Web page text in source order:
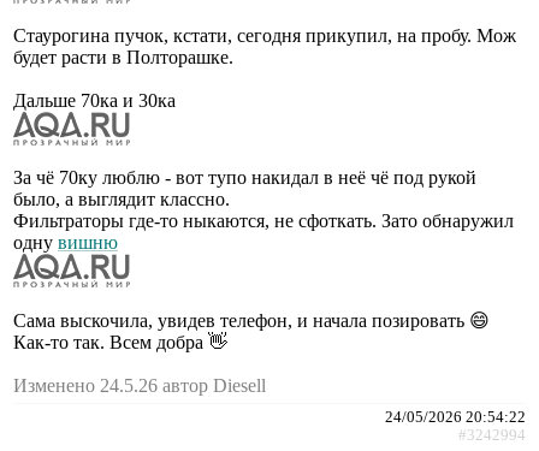
Стаурогина пучок, кстати, сегодня прикупил, на пробу. Мож
будет расти в Полторашке.
Дальше 70ка и 30ка
За чё 70ку люблю - вот тупо накидал в неё чё под рукой
было, а выглядит классно.
Фильтраторы где-то ныкаются, не сфоткать. Зато обнаружил
одну вишню
Сама выскочила, увидев телефон, и начала позировать 😄
Как-то так. Всем добра 👋
Изменено 24.5.26 автор Diesell
24/05/2026 20:54:22
#3242994